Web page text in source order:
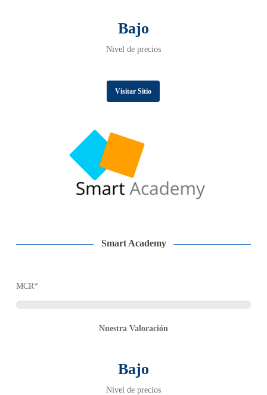
Bajo
Nivel de precios
Visitar Sitio
Smart Academy
MCR*
Nuestra Valoración
Bajo
Nivel de precios